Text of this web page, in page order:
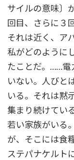
サイルの意味〕
回目、さらに３
それは近く、ア
私がどのように
たことだ。……電
いない。人びと
いる。それは黙
集まり続けてい
若い家族がいる
が、そこには食
ステパナケルト